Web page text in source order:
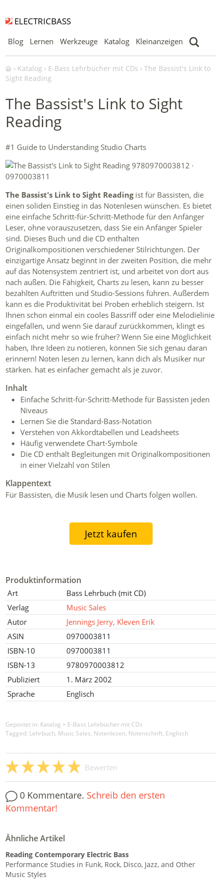
ELECTRICBASS
Blog Lernen Werkzeuge Katalog Kleinanzeigen
Katalog E-Bass Lehrbücher mit CDs
The Bassist's Link to
Sight Reading
The Bassist's Link to Sight
Reading
#1 Guide to Understanding Studio Charts
The Bassist's Link to Sight Readingist für Bassisten, die
einen soliden Einstieg in das Notenlesen wünschen. Es bietet
eine einfache Schritt-für-Schritt-Methode für den Anfänger
Leser, ohne vorauszusetzen, dass Sie ein Anfänger Spieler
sind. Dieses Buch und die CD enthalten
Originalkompositionen verschiedener Stilrichtungen. Der
einzigartige Ansatz beginnt in der zweiten Position, die mehr
auf das Notensystem zentriert ist, und arbeitet von dort aus
nach außen. Die Fähigkeit, Charts zu lesen, kann zu besser
bezahlten Auftritten und Studio-Sessions führen. Außerdem
kann es die Produktivität bei Proben erheblich steigern. Ist
Ihnen schon einmal ein cooles Bassriff oder eine Melodielinie
eingefallen, und wenn Sie darauf zurückkommen, klingt es
einfach nicht mehr so wie früher? Wenn Sie eine Möglichkeit
haben, Ihre Ideen zu notieren, können Sie sich genau daran
erinnern! Noten lesen zu lernen, kann dich als Musiker nur
stärken. hat es einfacher gemacht als je zuvor.
Inhalt
Einfache Schritt-für-Schritt-Methode für Bassisten jeden
Niveaus
Lernen Sie die Standard-Bass-Notation
Verstehen von Akkordtabellen und Leadsheets
Häufig verwendete Chart-Symbole
Die CD enthält Begleitungen mit Originalkompositionen
in einer Vielzahl von Stilen
Klappentext
Für Bassisten, die Musik lesen und Charts folgen wollen.
Jetzt kaufen
Produktinformation
Art
Bass Lehrbuch (mit CD)
Verlag
Music Sales
Autor
Jennings Jerry, Kleven Erik
ASIN
0970003811
ISBN-10
0970003811
ISBN-13
9780970003812
Publiziert
1. März 2002
Sprache
Englisch
Gepostet in: Katalog > E-Bass Lehrbücher mit CDs
Tagged: Lehrbuch, Music Sales, Notenlesen, Notenschrift, Englisch
Bewerten
0 Kommentare. Schreib den ersten
Kommentar!
Ähnliche Artikel
Reading Contemporary Electric Bass
Performance Studies in Funk, Rock, Disco, Jazz, and Other
Music Styles